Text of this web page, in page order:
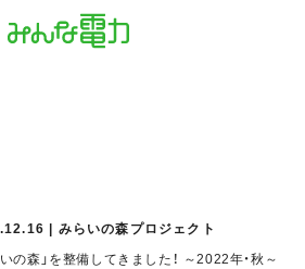
| みらいの森プロジェクト
いの森」を整備してきました！ ～2022年・秋～